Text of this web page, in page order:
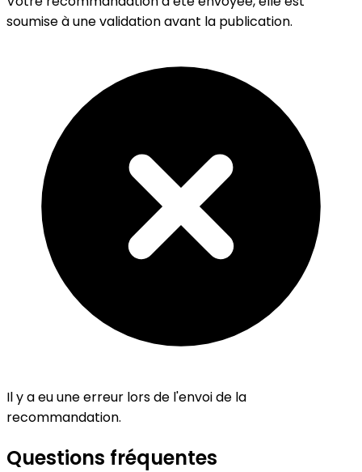
soumise à une validation avant la publication.
Il y a eu une erreur lors de l'envoi de la
recommandation.
Questions fréquentes